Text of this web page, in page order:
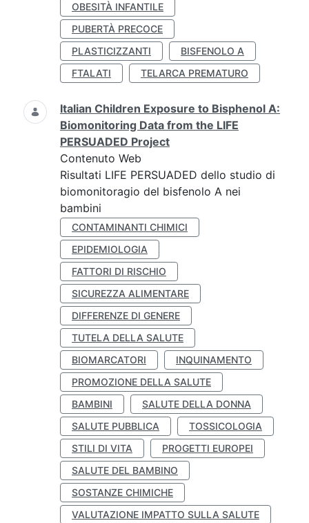
OBESITÀ INFANTILE
PUBERTÀ PRECOCE
PLASTICIZZANTI
BISFENOLO A
FTALATI
TELARCA PREMATURO
Italian Children Exposure to Bisphenol A:
Biomonitoring Data from the LIFE
PERSUADED Project
Contenuto Web
Risultati LIFE PERSUADED dello studio di
biomonitoragio del bisfenolo A nei
bambini
CONTAMINANTI CHIMICI
EPIDEMIOLOGIA
FATTORI DI RISCHIO
SICUREZZA ALIMENTARE
DIFFERENZE DI GENERE
TUTELA DELLA SALUTE
BIOMARCATORI
INQUINAMENTO
PROMOZIONE DELLA SALUTE
BAMBINI
SALUTE DELLA DONNA
SALUTE PUBBLICA
TOSSICOLOGIA
STILI DI VITA
PROGETTI EUROPEI
SALUTE DEL BAMBINO
SOSTANZE CHIMICHE
VALUTAZIONE IMPATTO SULLA SALUTE